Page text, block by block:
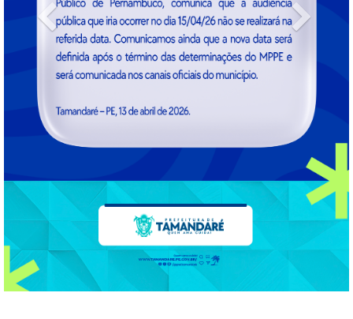
Previous